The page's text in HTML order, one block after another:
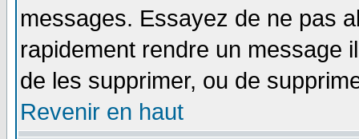
messages. Essayez de ne pas
rapidement rendre un message
de les supprimer, ou de
Revenir en haut